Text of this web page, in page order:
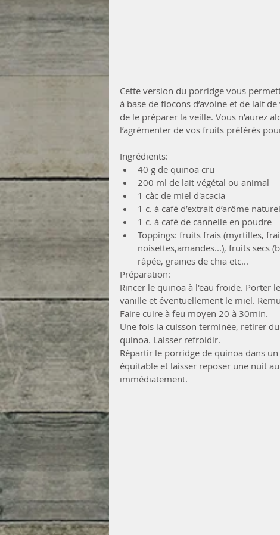
Cette version du porridge vous
à base de flocons d’avoine et de lait
de le préparer la veille. Vous n’aurez
l’agrémenter de vos fruits préférés
Ingrédients:
40 g de quinoa cru
200 ml de lait végétal ou animal
1 càc de miel d'acacia
1 c. à café d’extrait d’arôme
1 c. à café de cannelle en poudre
Toppings: fruits frais (myrtilles,
noisettes,amandes...), fruits secs
râpée, graines de chia etc...
Préparation:
Rincer le quinoa à l'eau froide. Porter
vanille et éventuellement le miel.
Faire cuire à feu moyen 20 à 30min.
Une fois la cuisson terminée, retirer
quinoa. Laisser refroidir.
Répartir le porridge de quinoa dans
équitable et laisser reposer une nuit
immédiatement.